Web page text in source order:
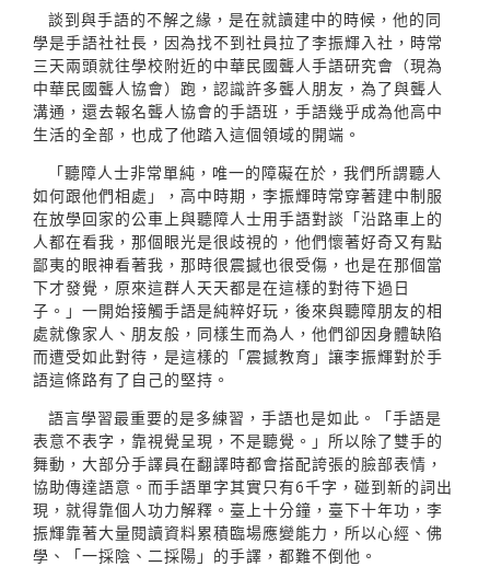
談到與手語的不解之緣，是在就讀建中的時候，他的同
學是手語社社長，因為找不到社員拉了李振輝入社，時常
三天兩頭就往學校附近的中華民國聾人手語研究會（現為
中華民國聾人協會）跑，認識許多聾人朋友，為了與聾人
溝通，還去報名聾人協會的手語班，手語幾乎成為他高中
生活的全部，也成了他踏入這個領域的開端。
「聽障人士非常單純，唯一的障礙在於，我們所謂聽人
如何跟他們相處」，高中時期，李振輝時常穿著建中制服
在放學回家的公車上與聽障人士用手語對談「沿路車上的
人都在看我，那個眼光是很歧視的，他們懷著好奇又有點
鄙夷的眼神看著我，那時很震撼也很受傷，也是在那個當
下才發覺，原來這群人天天都是在這樣的對待下過日
子。」一開始接觸手語是純粹好玩，後來與聽障朋友的相
處就像家人、朋友般，同樣生而為人，他們卻因身體缺陷
而遭受如此對待，是這樣的「震撼教育」讓李振輝對於手
語這條路有了自己的堅持。
語言學習最重要的是多練習，手語也是如此。「手語是
表意不表字，靠視覺呈現，不是聽覺。」所以除了雙手的
舞動，大部分手譯員在翻譯時都會搭配誇張的臉部表情，
協助傳達語意。而手語單字其實只有6千字，碰到新的詞出
現，就得靠個人功力解釋。臺上十分鐘，臺下十年功，李
振輝靠著大量閱讀資料累積臨場應變能力，所以心經、佛
學、「一採陰、二採陽」的手譯，都難不倒他。